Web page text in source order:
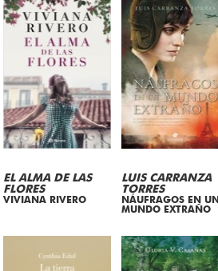
EL ALMA DE LAS
FLORES
VIVIANA RIVERO
LUIS CARRANZA
TORRES
NÁUFRAGOS EN UN
MUNDO EXTRAÑO